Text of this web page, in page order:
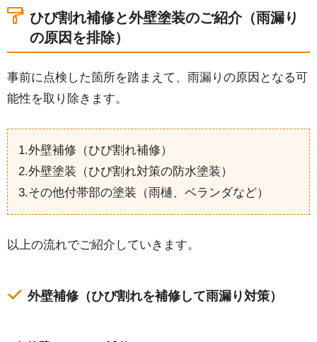
ひび割れ補修と外壁塗装のご紹介（雨漏り
の原因を排除）
事前に点検した箇所を踏まえて、雨漏りの原因となる可
能性を取り除きます。
1.外壁補修（ひび割れ補修）
2.外壁塗装（ひび割れ対策の防水塗装）
3.その他付帯部の塗装（雨樋、ベランダなど）
以上の流れでご紹介していきます。
外壁補修（ひび割れを補修して雨漏り対策）